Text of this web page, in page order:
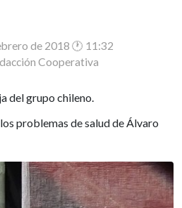
de 2018 🕐 11:32
Cooperativa
del grupo chileno.
problemas de salud de Álvaro